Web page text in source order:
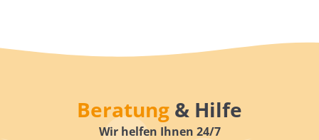
Beratung & Hilfe
Wir helfen Ihnen 24/7